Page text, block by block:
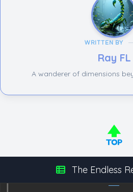
WRITTEN BY
Ray FL
A wanderer of dimensions
The Endless